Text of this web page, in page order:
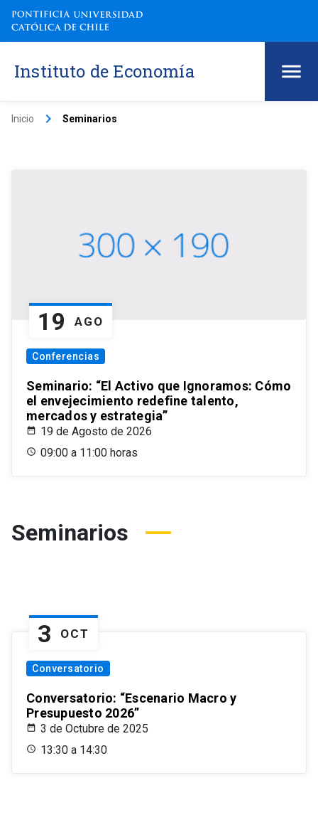
Instituto de Economía
Inicio keyboard_arrow_right Seminarios
19 AGO
Conferencias
Seminario: “El Activo que Ignoramos: Cómo
el envejecimiento redefine talento,
mercados y estrategia”
19 de Agosto de 2026
09:00 a 11:00 horas
Seminarios
3 OCT
Conversatorio
Conversatorio: “Escenario Macro y
Presupuesto 2026”
3 de Octubre de 2025
13:30 a 14:30